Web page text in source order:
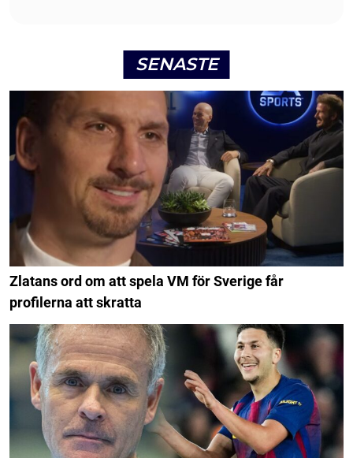
SENASTE
Zlatans ord om att spela VM för Sverige får
profilerna att skratta